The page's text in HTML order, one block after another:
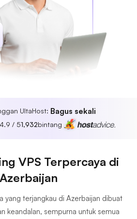
UltaHost: Bagus sekali
4.9 / 51,932bintang
VPS Terpercaya di
Azerbaijan
yang terjangkau di Azerbaijan dibuat
keandalan, sempurna untuk semua